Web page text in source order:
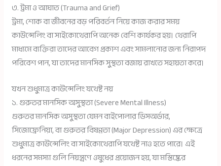
৩. ট্রমা ও আঘাত (Trauma and Grief)
ট্রমা, শোক বা জীবনের বড় পরিবর্তন নিয়ে কাজ করার সময়
কাউন্সেলিং বা সাইকোথেরাপি অনেক বেশি কার্যকর হয়। থেরাপি
মাধ্যমে ব্যক্তিরা তাদের আবেগ প্রকাশ এবং সামলানোর জন্য নিরাপদ
পরিবেশ পান, যা তাদের মানসিক সুস্থতা বজায় রাখতে সহায়তা করে।
যখন শুধুমাত্র কাউন্সেলিং যথেষ্ট নয়
১. গুরুতর মানসিক অসুস্থতা (Severe Mental Illness)
গুরুতর মানসিক অসুস্থতা যেমন বাইপোলার ডিসঅর্ডার,
সিজোফ্রেনিয়া, বা গুরুতর বিষণ্ণতা (Major Depression) এর ক্ষেত্রে
শুধুমাত্র কাউন্সেলিং বা সাইকোথেরাপি যথেষ্ট নাও হতে পারে। এই
ধরনের সমস্যা গুলি নিয়ন্ত্রণে ওষুধের প্রয়োজন হয়, যা মস্তিষ্কের